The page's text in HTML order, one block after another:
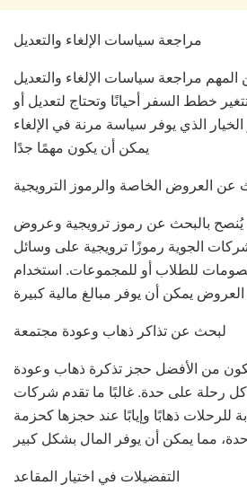
مراجعة سياسات الإلغاء والتعديل
مراجعة سياسات الإلغاء والتعديل
خطط السفر أحيانًا وتحتاج لتعديل أو
الخيار الذي يوفر سياسة مرنة في الإلغاء
يمكن أن يكون مهمًا جدًا
عن العروض الخاصة والرموز الترويجية
يُنصح بالبحث عن رموز ترويجية وعروض
الجوية رموزًا ترويجية على وسائل
للطلاب أو للمجموعات. استخدام
يمكن أن يوفر مبالغ مالية كبيرة
لبحث عن تذاكر ذهاب وعودة مجتمعة
من الأفضل حجز تذكرة ذهاب وعودة
رحلة على حدة. غالبًا ما تقدم شركات
للرحلات ذهابًا وإيابًا عند حجزها كحزمة
مما يمكن أن يوفر المال بشكل كبير
التفضيلات في اختيار المقاعد